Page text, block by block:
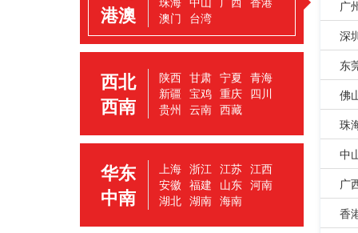
港澳
澳门 台湾
西北
西南
陕西 甘肃 宁夏 青海
新疆 宝鸡 重庆 四川
贵州 云南 西藏
华东
中南
上海 浙江 江苏 江西
安徽 福建 山东 河南
湖北 湖南 海南
广
深
东
佛
珠
中
广
香